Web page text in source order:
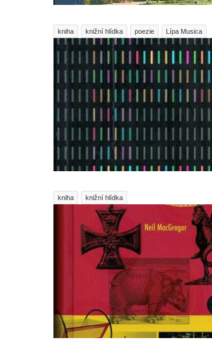
kniha knižní hlídka poezie Lípa Musica
kniha knižní hlídka